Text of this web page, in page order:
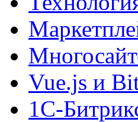
Vue.js и
1С-